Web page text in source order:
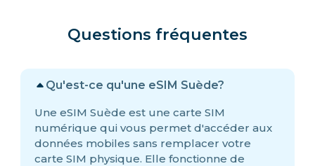
Questions fréquentes
Qu'est-ce qu'une eSIM Suède?
Une eSIM Suède est une carte SIM
numérique qui vous permet d'accéder aux
données mobiles sans remplacer votre
carte SIM physique. Elle fonctionne de